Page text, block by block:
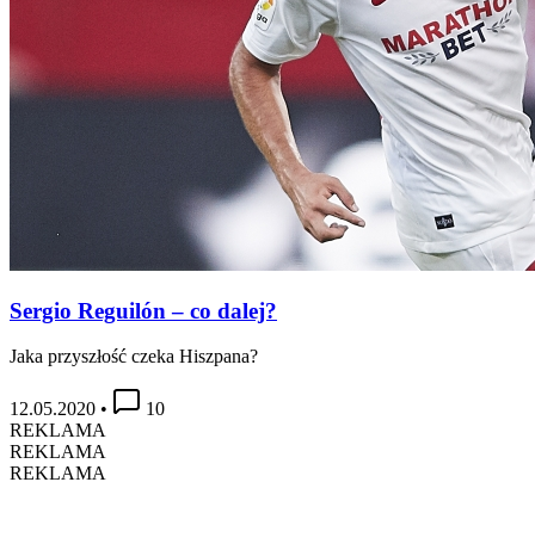
Sergio Reguilón – co dalej?
Jaka przyszłość czeka Hiszpana?
12.05.2020 •
10
REKLAMA
REKLAMA
REKLAMA